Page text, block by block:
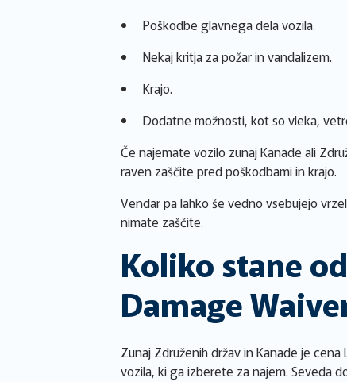
Poškodbe glavnega dela vozila.
Nekaj kritja za požar in vandalizem.
Krajo.
Dodatne možnosti, kot so vleka,
Če najemate vozilo zunaj Kanade ali
raven zaščite pred poškodbami in krajo.
Vendar pa lahko še vedno vsebujejo
nimate zaščite.
Koliko stane
Damage
Zunaj Združenih držav in Kanade je
vozila, ki ga izberete za najem. Seveda